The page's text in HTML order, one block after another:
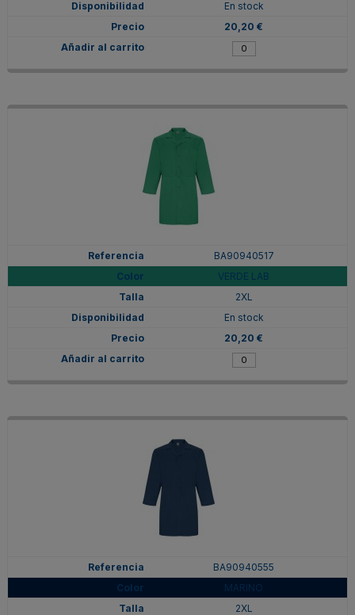
En stock
20,20 €
BA90940517
VERDE LAB
2XL
En stock
20,20 €
BA90940555
MARINO
2XL